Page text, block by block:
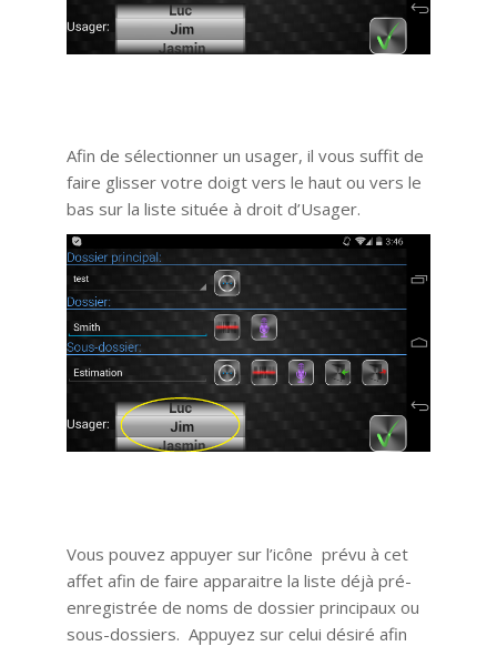
Afin de sélectionner un usager, il vous suffit de
faire glisser votre doigt vers le haut ou vers le
bas sur la liste située à droit d’Usager.
Vous pouvez appuyer sur l’icône prévu à cet
affet afin de faire apparaitre la liste déjà pré-
enregistrée de noms de dossier principaux ou
sous-dossiers. Appuyez sur celui désiré afin